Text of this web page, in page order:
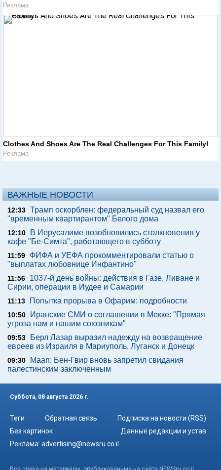
Реклама
Clothes And Shoes Are The Real Challenges For This Family!
Реклама
ВАЖНЫЕ НОВОСТИ
12:33 Трамп оскорблен: федеральный суд назвал его
"временным квартирантом" Белого дома
12:10
В Иерусалиме возобновились столкновения у
кафе "Бе-Симта", работающего в субботу
11:59
ФИФА и УЕФА прокомментировали статью о
"выплатах любовнице Инфантино"
11:56
1037-й день войны: действия в Газе, Ливане и
Сирии, операции в Иудее и Самарии
11:13 Попытка прорыва в Офарим: подробности
10:50
Иранские СМИ о соглашении в Мекке: "Прямая
угроза нам и нашим союзникам"
09:53
Берл Лазар выразил надежду на возвращение
евреев из Израиля в Мариуполь, Луганск и Донецк
09:30
Maan: Бен-Гвир вновь запретил свидания
палестинским заключенным
Суббота, 08 августа 2026 г.
Теги Обратная связь
Подписка на новости (RSS)
Без картинок
Данные редакции и устав
Реклама: advertising@newsru.co.il